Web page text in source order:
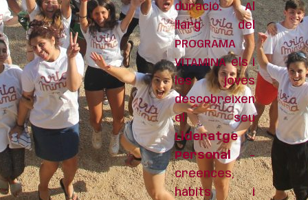
duració. Al
llarg del
PROGRAMA
VITAMINA els i
les joves
descobreixen
el seu
Lideratge
Personal-
creences,
hàbits i